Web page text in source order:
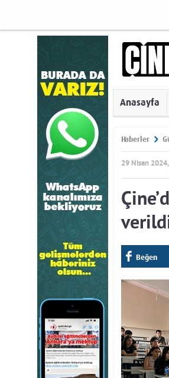
Anasayfa
Haberler
29 Nisan
Beğen